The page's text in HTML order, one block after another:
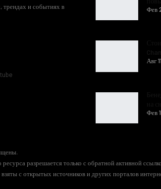
трендах и событиях в
Фев
Авг
Фев
разрешается только с обратной активной
с открытых источников и других порталов